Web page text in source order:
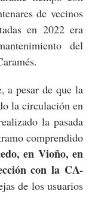
de vecinos
en 2022 era
del
a pesar de que la
la circulación en
la pasada
comprendido
en Vioño, en
con la CA-
de los usuarios